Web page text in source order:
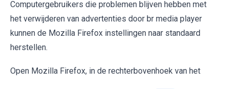
Computergebruikers die problemen blijven hebben met
het verwijderen van advertenties door br media player
kunnen de Mozilla Firefox instellingen naar standaard
herstellen.
Open Mozilla Firefox, in de rechterbovenhoek van het